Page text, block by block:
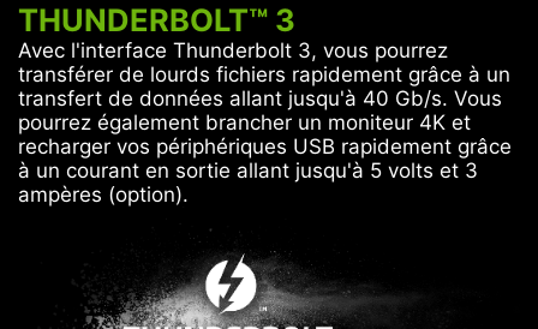
THUNDERBOLT™ 3
Avec l'interface Thunderbolt 3, vous pourrez
transférer de lourds fichiers rapidement grâce à un
transfert de données allant jusqu'à 40 Gb/s. Vous
pourrez également brancher un moniteur 4K et
recharger vos périphériques USB rapidement grâce
à un courant en sortie allant jusqu'à 5 volts et 3
ampères (option).